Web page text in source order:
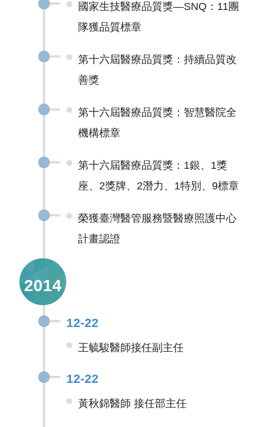
國家生技醫療品質獎—SNQ：11團
隊獲品質標章
第十六屆醫療品質獎：持續品質改
善獎
第十六屆醫療品質獎：智慧醫院全
機構標章
第十六屆醫療品質獎：1銀、1獎
座、2獎牌、2潛力、1特別、9標章
榮獲臺灣醫管服務暨醫療照護中心
計畫認證
2014
12-22
王毓駿醫師接任副主任
12-22
黃秋錦醫師 接任部主任